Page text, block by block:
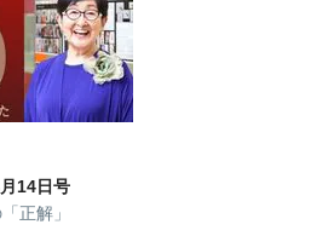
14日号
正解」